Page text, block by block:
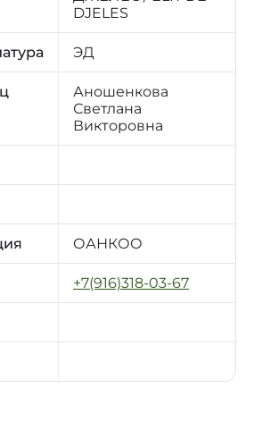
DJELES
ЭД
Аношенкова
Светлана
Викторовна
ОАНКОО
+7(916)318-03-67